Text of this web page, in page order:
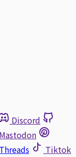
Discord
Mastodon
Threads
Tiktok